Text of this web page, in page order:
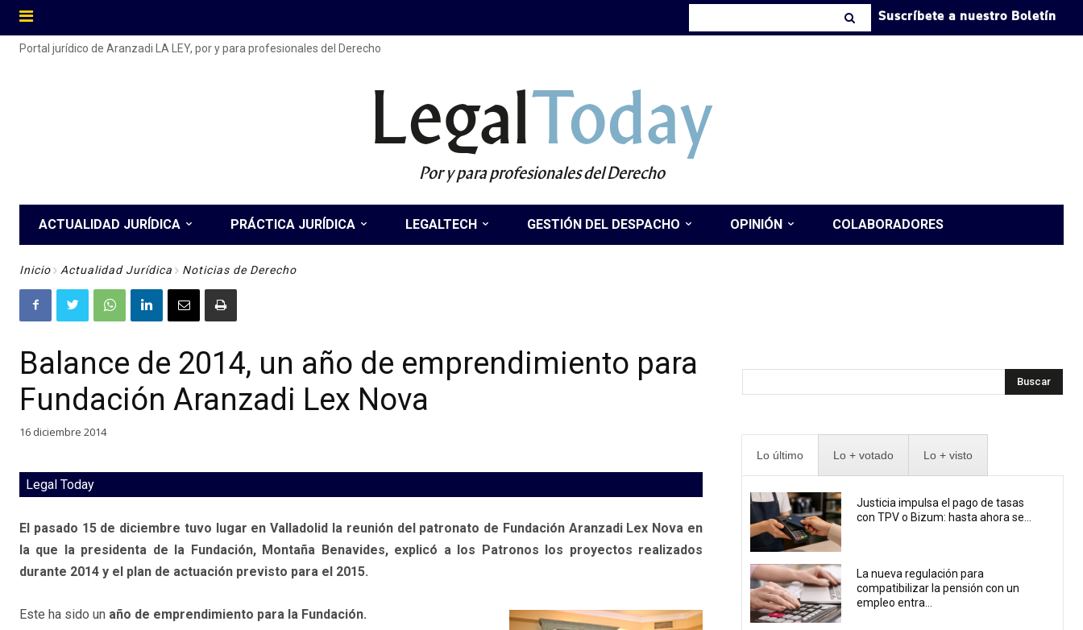
Suscríbete a nuestro Boletín
Portal jurídico de Aranzadi LA LEY, por y para profesionales del Derecho
LegalToday
Por y para profesionales del Derecho
ACTUALIDAD JURÍDICA PRÁCTICA JURÍDICA LEGALTECH GESTIÓN DEL DESPACHO OPINIÓN COLABORADORES
Inicio Actualidad Jurídica Noticias de Derecho
Balance de 2014, un año de emprendimiento para
Fundación Aranzadi Lex Nova
16 diciembre 2014
Legal Today
El pasado 15 de diciembre tuvo lugar en Valladolid la reunión del patronato de Fundación Aranzadi Lex Nova en
la que la presidenta de la Fundación, Montaña Benavides, explicó a los Patronos los proyectos realizados
durante 2014 y el plan de actuación previsto para el 2015.
Este ha sido un año de emprendimiento para la Fundación.
Buscar
Lo último Lo + votado Lo + visto
Justicia impulsa el pago de tasas
con TPV o Bizum: hasta ahora se...
La nueva regulación para
compatibilizar la pensión con un
empleo entra...